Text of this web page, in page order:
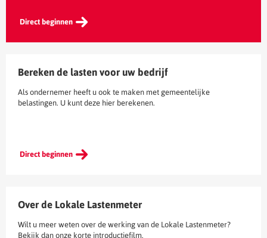
Direct beginnen
Bereken de lasten voor uw bedrijf
Als ondernemer heeft u ook te maken met gemeentelijke
belastingen. U kunt deze hier berekenen.
Direct beginnen
Over de Lokale Lastenmeter
Wilt u meer weten over de werking van de Lokale Lastenmeter?
Bekijk dan onze korte introductiefilm.